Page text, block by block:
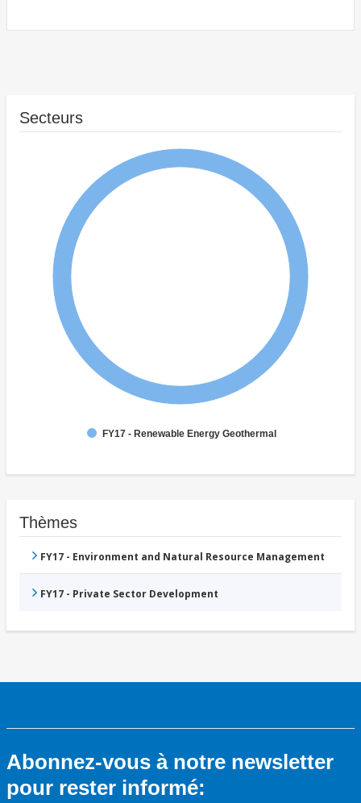
Secteurs
FY17 - Renewable Energy Geothermal
Thèmes
FY17 - Environment and Natural Resource Management
FY17 - Private Sector Development
Abonnez-vous à notre newsletter
pour rester informé: